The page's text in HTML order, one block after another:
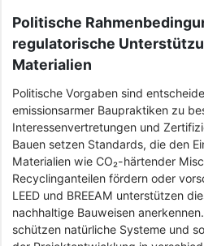
Politische
regulatorische
Materialien
Politische Vorgaben sind
emissionsarmer Baupraktiken zu
Interessenvertretungen und
Bauen setzen Standards, die den
Materialien wie CO₂-härtender
Recyclinganteilen fördern oder
LEED und BREEAM unterstützen
nachhaltige Bauweisen
schützen natürliche Systeme und